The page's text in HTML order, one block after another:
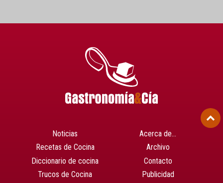
Noticias
Recetas de Cocina
Diccionario de cocina
Trucos de Cocina
Acerca de…
Archivo
Contacto
Publicidad